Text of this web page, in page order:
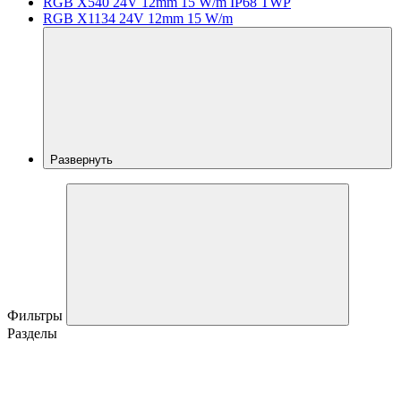
RGB X1134 24V 12mm 15 W/m
Развернуть
Фильтры
Разделы